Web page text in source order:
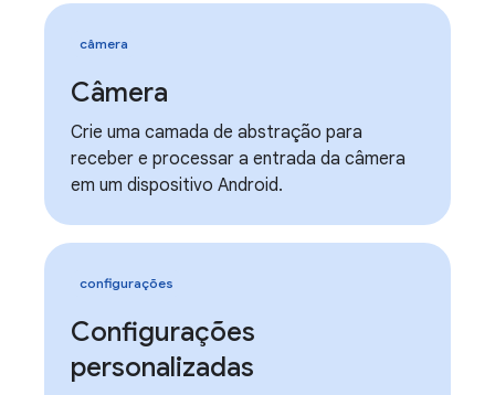
câmera
Câmera
Crie uma camada de abstração para
receber e processar a entrada da câmera
em um dispositivo Android.
configurações
Configurações
personalizadas